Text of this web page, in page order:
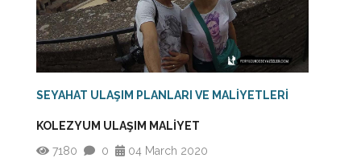
SEYAHAT ULAŞIM PLANLARI VE MALİYETLERİ
KOLEZYUM ULAŞIM MALİYET
7180
0 04 March 2020